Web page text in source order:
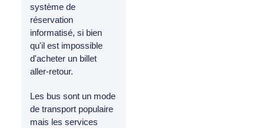
système de
réservation
informatisé, si bien
qu'il est impossible
d'acheter un billet
aller-retour.
Les bus sont un mode
de transport populaire
mais les services